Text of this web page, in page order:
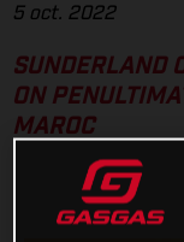
5 oct. 2022
SUNDERLAND
ON
MAROC